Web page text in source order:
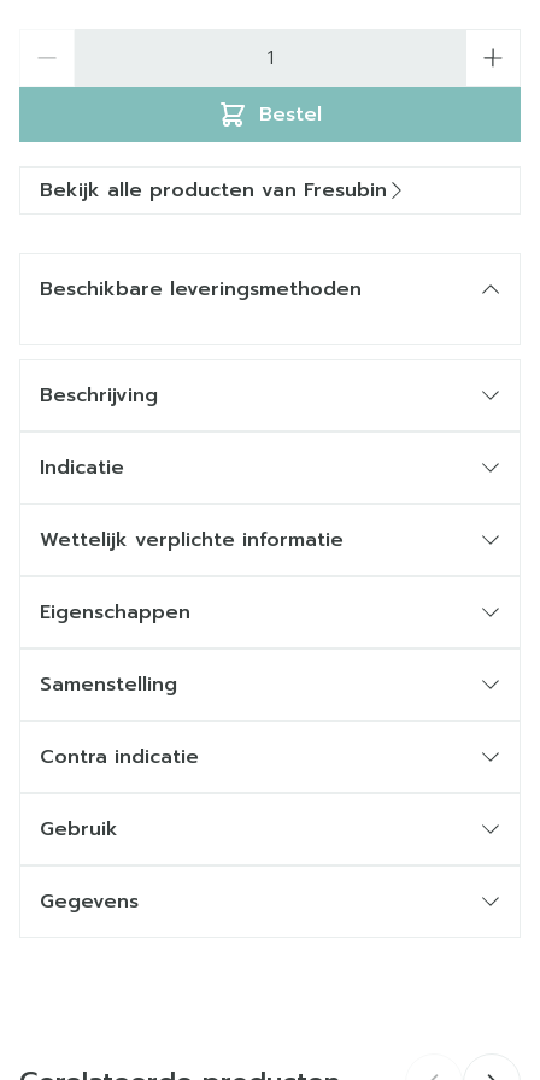
Bestel
Bekijk alle producten van Fresubin
Beschikbare leveringsmethoden
Beschrijving
Indicatie
Wettelijk verplichte informatie
Eigenschappen
Samenstelling
Contra indicatie
Gebruik
Gegevens